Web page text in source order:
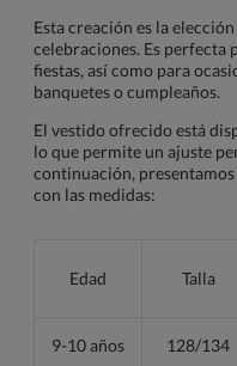
Esta creación es la
celebraciones. Es perfecta
fiestas, así como para
banquetes o cumpleaños.
El vestido ofrecido está
lo que permite un ajuste
continuación,
con las medidas:
Edad Talla
9-10 años 128/134